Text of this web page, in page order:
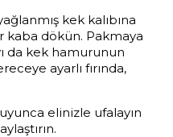
kek kalıbına
kaba dökün. Pakmaya
da kek hamurunun
ayarlı fırında,
elinizle ufalayın